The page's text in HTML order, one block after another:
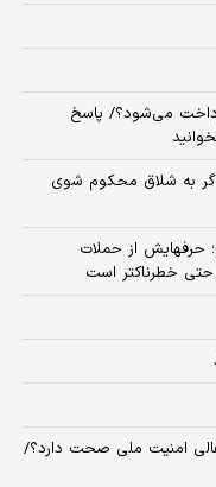
می‌شود؟/ پاسخ
به شلاق محکوم شوی
حرفهایش از حملات
حتی خطرناکتر است
امنیت ملی صحت دارد؟/